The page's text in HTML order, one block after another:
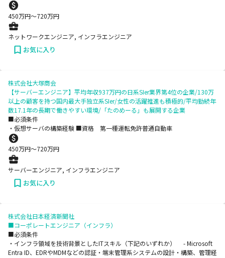
450万円〜720万円
ネットワークエンジニア, インフラエンジニア
お気に入り
株式会社大塚商会
【サーバーエンジニア】平均年収937万円の日系SIer業界第4位の企業/130万
以上の顧客を持つ国内最大手独立系SIer/女性の活躍推進も積極的/平均勤続年
数17.1年の長期で働きやすい環境/「たのめーる」も展開する企業
■必須条件
・仮想サーバの構築経験 ■資格 第一種運転免許普通自動車
450万円〜720万円
サーバーエンジニア, インフラエンジニア
お気に入り
株式会社日本経済新聞社
■コーポレートエンジニア（インフラ）
■必須条件
・インフラ領域を技術背景としたITスキル（下記のいずれか） - Microsoft
Entra ID、EDRやMDMなどの認証・端末管理系システムの設計・構築、管理経